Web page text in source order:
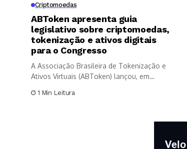
Criptomoedas
ABToken apresenta guia
legislativo sobre criptomoedas,
tokenização e ativos digitais
para o Congresso
A Associação Brasileira de Tokenização e
Ativos Virtuais (ABToken) lançou, em
1 Min Leitura